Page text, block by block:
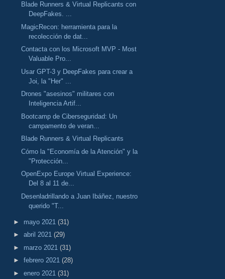
Blade Runners & Virtual Replicants con
DeepFakes. ...
MagicRecon: herramienta para la
recolección de dat...
Contacta con los Microsoft MVP - Most
Valuable Pro...
Usar GPT-3 y DeepFakes para crear a
Joi, la "Her" ...
Drones "asesinos" militares con
Inteligencia Artif...
Bootcamp de Ciberseguridad: Un
campamento de veran...
Blade Runners & Virtual Replicants
Cómo la "Economía de la Atención" y la
"Protección...
OpenExpo Europe Virtual Experience:
Del 8 al 11 de...
Desenladrillando a Juan Ibáñez, nuestro
querido "T...
► mayo 2021 (31)
► abril 2021 (29)
► marzo 2021 (31)
► febrero 2021 (28)
► enero 2021 (31)